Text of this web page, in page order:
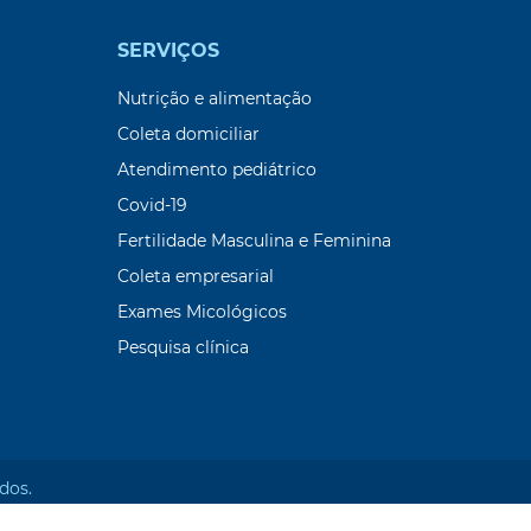
SERVIÇOS
Nutrição e alimentação
Coleta domiciliar
Atendimento pediátrico
Covid-19
Fertilidade Masculina e Feminina
Coleta empresarial
Exames Micológicos
Pesquisa clínica